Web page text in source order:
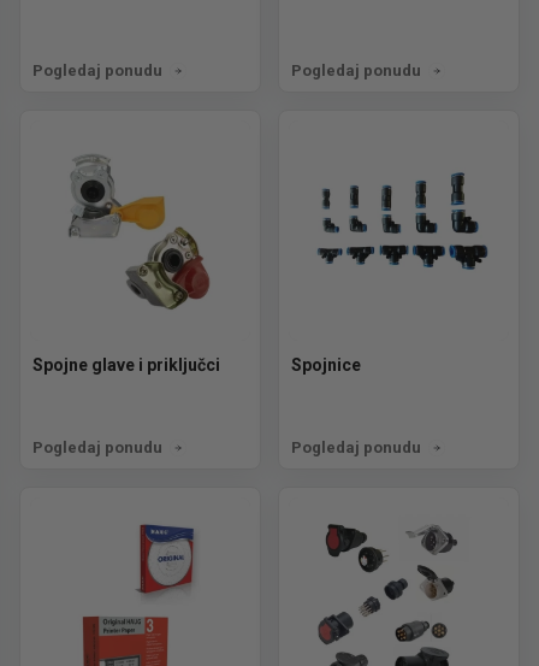
Pogledaj ponudu Pogledaj ponudu
Spojne glave i priključci
Pogledaj ponudu
Spojnice
Pogledaj ponudu